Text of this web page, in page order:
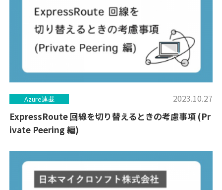
Azure連載 2023.10.27
ExpressRoute 回線を切り替えるときの考慮事項 (Pr
ivate Peering 編)